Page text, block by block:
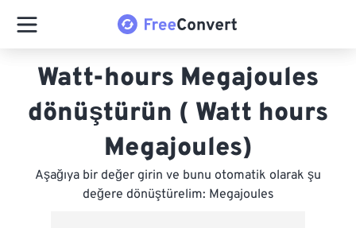
Watt-hours Megajoules
dönüştürün ( Watt hours
Megajoules)
Aşağıya bir değer girin ve bunu otomatik olarak şu
değere dönüştürelim: Megajoules